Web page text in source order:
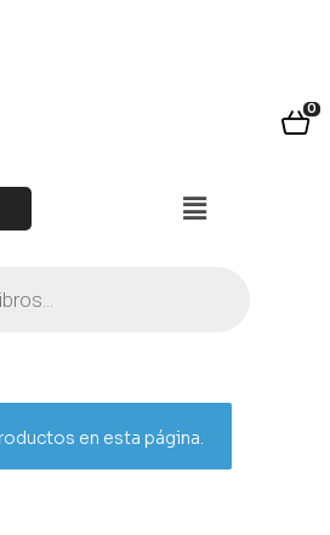
0
en esta página.